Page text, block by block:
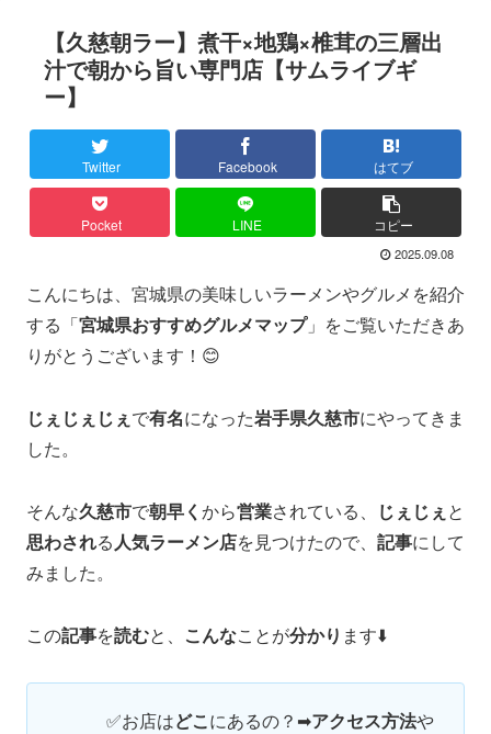
【久慈朝ラー】煮干×地鶏×椎茸の三層出
汁で朝から旨い専門店【サムライブギ
ー】
Twitter Facebook はてブ
Pocket LINE コピー
2025.09.08
こんにちは、宮城県の美味しいラーメンやグルメを紹介
する「宮城県おすすめグルメマップ」をご覧いただきあ
りがとうございます！😊
じぇじぇじぇ で有名になった岩手県久慈市にやってきま
した。
そんな久慈市で朝早く から営業されている、 じぇじぇ と
思わされる人気ラーメン店を見つけたので、 記事にして
みました。
この記事を読むと、 こんなことが分かり ます⬇️
✅お店はどこ にあるの？➡アクセス方法や